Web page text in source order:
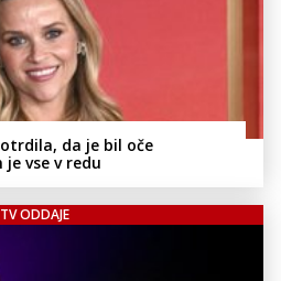
da je bil oče
vse v redu
TV ODDAJE